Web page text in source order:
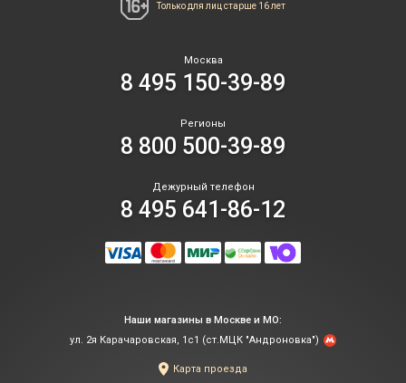
Только для лиц старше 16 лет
Москва
8 495 150-39-89
Регионы
8 800 500-39-89
Дежурный телефон
8 495 641-86-12
Наши магазины в Москве и МО:
ул. 2я Карачаровская, 1с1 (ст.МЦК "Андроновка")
Карта проезда